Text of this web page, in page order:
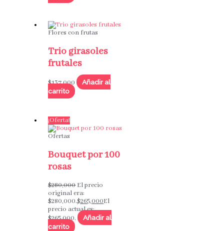
Flores con frutas
Trio girasoles
frutales
$137,000
Añadir al
carrito
¡Oferta!
Ofertas
Bouquet por 100
rosas
$280,000 El precio
original era:
$280,000.$265,000El
precio actual es:
$265,000.
Añadir al
carrito